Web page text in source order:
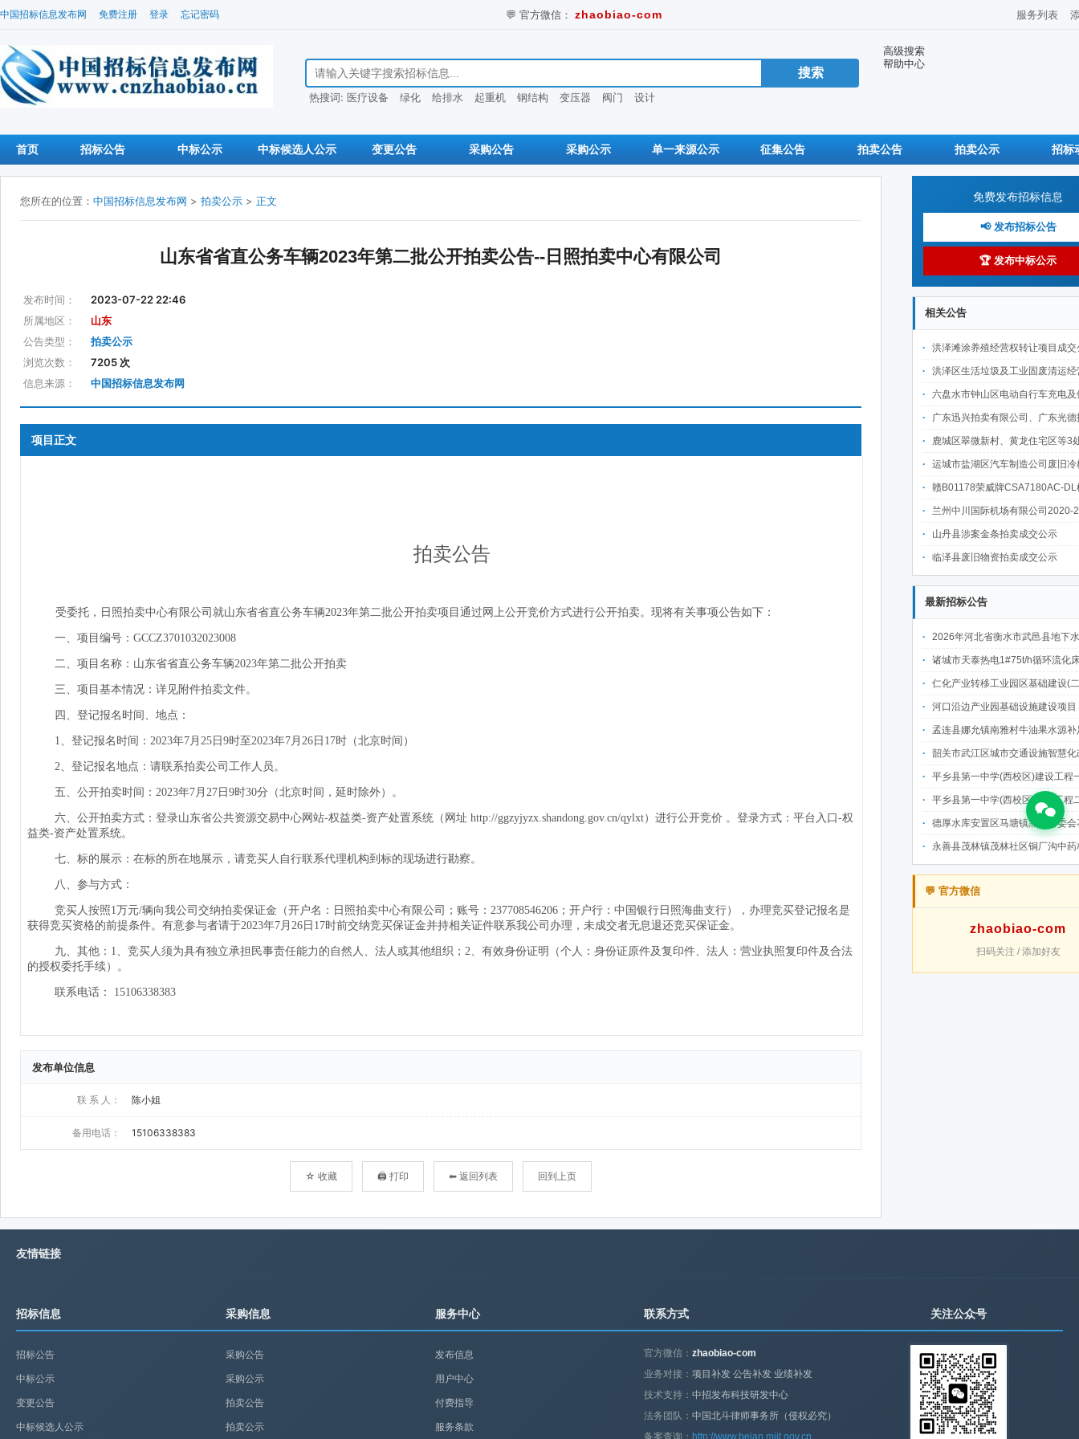
中国招标信息发布网 免费注册 登录 忘记密码 💬 官方微信： zhaobiao-com 服务列表
搜索招标信息
热搜词: 医疗设备 绿化 给排水 起重机 钢结构 变压器 阀门 设计
高级搜索
帮助中心
首页 招标公告 中标公示 中标候选人公示 变更公告 采购公告 采购公示 单一来源公示 征集公告 拍卖公告 拍卖公示 招标
您所在的位置： 中国招标信息发布网 > 拍卖公示 > 正文
山东省省直公务车辆2023年第二批公开拍卖公告--日照拍卖中心有限公司
发布时间：
2023-07-22 22:46
所属地区：
山东
公告类型：
拍卖公示
浏览次数：
7205 次
信息来源：
中国招标信息发布网
项目正文
发布单位信息
联 系 人： 陈小姐
备用电话： 15106338383
☆ 收藏 🖨 打印 ⬅ 返回列表 回到上页
免费发布招标信息
📢 发布招标公告
🏆 发布中标公示
相关公告
洪泽滩涂养殖经营权转让项目成交
洪泽区生活垃圾及工业固废清运经营权转让项目成
六盘水市钟山区电动自行车充电及便民服务设施建设项目市政公共资源有偿使用经营权出让
广东迅兴拍卖有限公司、广东光德拍卖有限公司国有/罚没物资网络联
鹿城区翠微新村、黄龙住宅区等3处房产租赁权
运城市盐湖区汽车制造公司废旧冷板压块一批拍卖公告（预估
赣B01178荣威牌CSA7180AC-DL机动车第二次拍
兰州中川国际机场有限公司2020-2021年报废资产拍卖
山丹县涉案金条拍卖成交公示
临泽县废旧物资拍卖成交公示
最新招标公告
2026年河北省衡水市武邑县地下水水源置换工程（微咸水改造提升）施工
诸城市天泰热电1#75t/h循环流化床锅炉及配套设施升级改造项目（设计施工一体
仁化产业转移工业园区基础建设(二期)一韶关仁化产业园区工业二路道路及桥梁(西侧扩园段)建设
河口沿边产业园基础设施建设项目（二期）设计施工总承包（EPC）(三次
孟连县娜允镇南雅村牛油果水源补足提质增效建设项目
韶关市武江区城市交通设施智慧化改造提升项目-基础建设工程（一期）A标段施
平乡县第一中学(西校区)建设工程一标段施工
平乡县第一中学(西校区)建设工程二标段施工
德厚水库安置区马塘镇黑末村委会花庄移民安置点美丽家园·移民新村建设项
永善县茂林镇茂林社区铜厂沟中药材产业配套水利设施建设项目
💬 官方微信
zhaobiao-com
扫码关注 / 添加好友
友情链接
招标信息
招标公告
中标公示
变更公告
中标候选人公示
采购信息
采购公告
采购公示
拍卖公告
拍卖公示
服务中心
发布信息
用户中心
付费指导
服务条款
联系方式
官方微信：zhaobiao-com
业务对接：项目补发 公告补发 业绩补发
技术支持：中招发布科技研发中心
法务团队：中国北斗律师事务所（侵权必究）
备案查询： http://www.beian.miit.gov.cn
关注公众号